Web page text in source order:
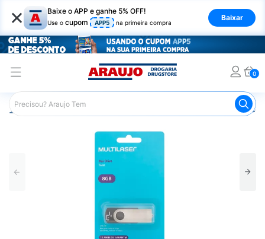
× Baixe o APP e ganhe 5% OFF!
Use o cupom APP5 na primeira compra
Baixar
0
Araujo Mercado Eletrônicos e